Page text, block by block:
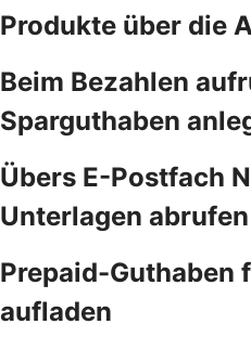
Produkte über die
Beim Bezahlen
Sparguthaben
Übers E-Postfach
Unterlagen abrufen
Prepaid-Guthaben
aufladen